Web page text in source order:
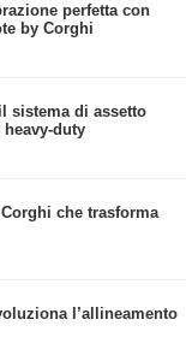
perfetta con
by Corghi
sistema di assetto
duty
che trasforma
l’allineamento